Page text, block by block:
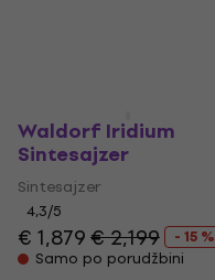
Waldorf Iridium
Sintesajzer
Sintesajzer
4,3/5
€ 1,879€ 2,199
- 15 %
Samo po porudžbini